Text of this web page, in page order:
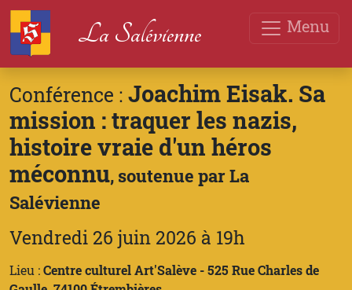
Menu
La Salévienne
Conférence : Joachim Eisak. Sa
mission : traquer les nazis,
histoire vraie d'un héros
méconnu, soutenue par La
Salévienne
Vendredi 26 juin 2026 à 19h
Lieu :Centre culturel Art'Salève - 525 Rue Charles de